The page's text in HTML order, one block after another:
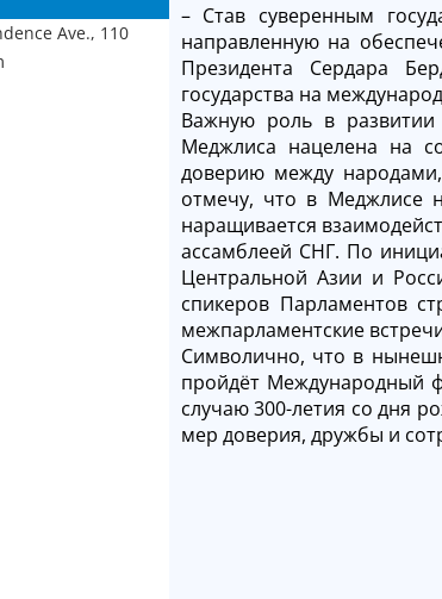
Ave., 110
– Став суверенным
направленную на
Президента Сердара
государства на
Важную роль в развитии
Меджлиса нацелена на
доверию между
отмечу, что в Меджлисе
наращивается
ассамблеей СНГ. По
Центральной Азии и
спикеров Парламентов
межпарламентские
Символично, что в
пройдёт Международный
случаю 300-летия со дня
мер доверия, дружбы и